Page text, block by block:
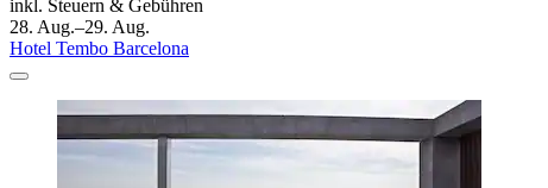
inkl. Steuern & Gebühren
28. Aug.–29. Aug.
Hotel Tembo Barcelona